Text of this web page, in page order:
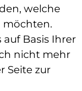
geht
welche
möchten.
auf Basis Ihrer
nicht mehr
Seite zur